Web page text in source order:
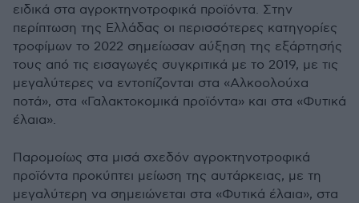
ειδικά στα αγροκτηνοτροφικά προϊόντα. Στην
περίπτωση της Ελλάδας οι περισσότερες κατηγορίες
τροφίμων το 2022 σημείωσαν αύξηση της εξάρτησής
τους από τις εισαγωγές συγκριτικά με το 2019, με τις
μεγαλύτερες να εντοπίζονται στα «Αλκοολούχα
ποτά», στα «Γαλακτοκομικά προϊόντα» και στα «Φυτικά
έλαια».
Παρομοίως στα μισά σχεδόν αγροκτηνοτροφικά
προϊόντα προκύπτει μείωση της αυτάρκειας, με τη
μεγαλύτερη να σημειώνεται στα «Φυτικά έλαια», στα